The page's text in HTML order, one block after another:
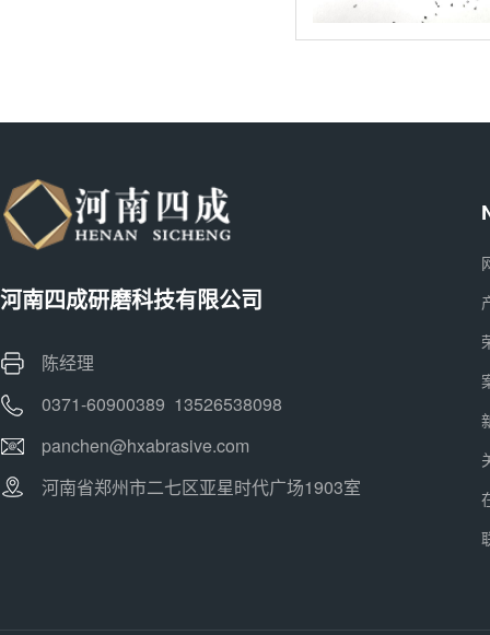
河南四成研磨科技有限公司
陈经理
0371-60900389 13526538098
panchen@hxabrasive.com
河南省郑州市二七区亚星时代广场1903室